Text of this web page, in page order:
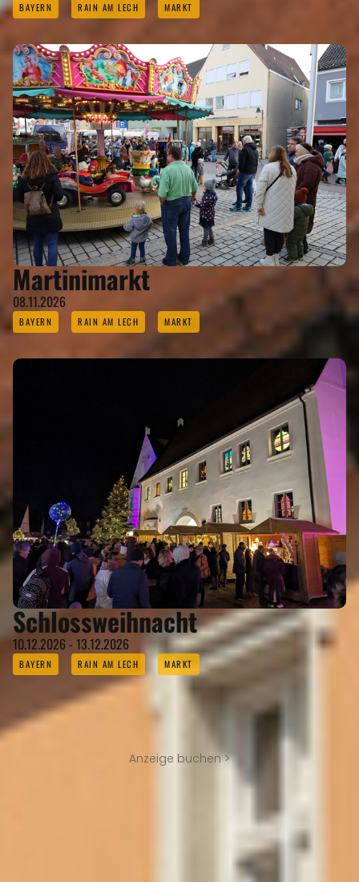
BAYERN RAIN AM LECH MARKT
Martinimarkt
08.11.2026
BAYERN RAIN AM LECH MARKT
Schlossweihnacht
10.12.2026 - 13.12.2026
BAYERN RAIN AM LECH MARKT
Anzeige buchen >
REISEMAGAZINE
IN DIESEN REISEMAGAZINEN FINDEN SIE DEN LANDKREIS DONAU-RIES